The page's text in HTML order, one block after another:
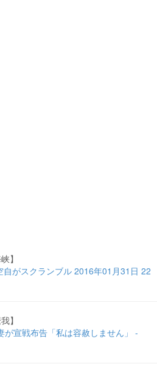
】
がスクランブル 2016年01月31日 22
】
が宣戦布告「私は容赦しません」 -